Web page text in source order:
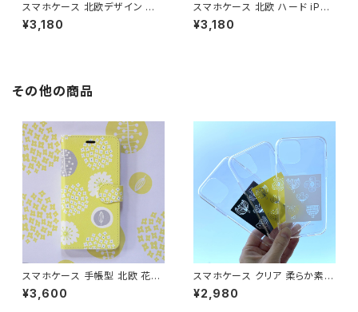
スマホケース 北欧デザイン ハ
ードケース iPhone17/galaxy/
Googlepixel/Xperia シンプ
¥3,180
スマホケース 北欧 ハード iPho
ne17/16/15/galaxy/pixel グ
レーニュアンスカラー 鳥 花柄
¥3,180
その他の商品
スマホケース 手帳型 北欧 花柄
【お花畑でロンド イエロー】iPh
one17/16/15/SE3/Android
¥3,600
スマホケース クリア 柔らか素材
北欧 色が選べる iPhone16/1
7/15/SE3 透明 ソフトケース 大
¥2,980